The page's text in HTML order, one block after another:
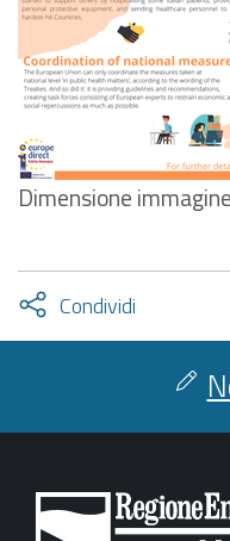
Dimensione
Condividi
Attiva
condividi